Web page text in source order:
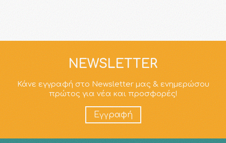
NEWSLETTER
Κάνε εγγραφή στο Newsletter μας & ενημερώσου
πρώτος για νέα και προσφορές!
Εγγραφή